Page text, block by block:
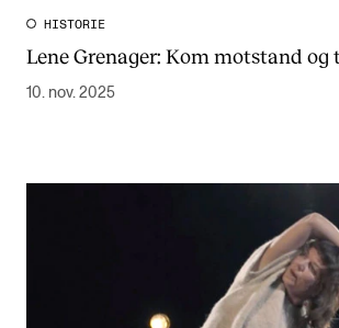
HISTORIE
Lene Grenager: Kom motstand og
10. nov. 2025